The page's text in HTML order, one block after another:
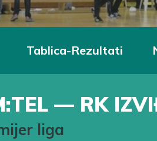
Tablica-Rezultati
— RK
liga